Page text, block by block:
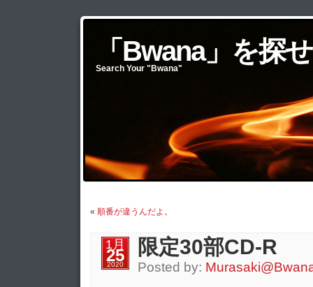
「Bwana」を探せ
Search Your "Bwana"
« 順番が違うんだよ。
1月
25
2020
限定30部CD-R
Posted by: